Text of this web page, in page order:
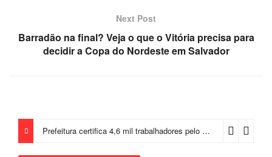
Next Post
Barradão na final? Veja o que o Vitória precisa para
decidir a Copa do Nordeste em Salvador
Prefeitura certifica 4,6 mil trabalhadores pelo programa Treinar para Empregar e realiza Feirão de Empregabilidade